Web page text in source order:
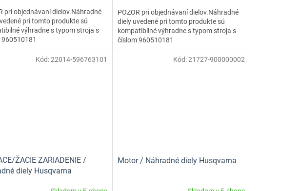
pri objednávaní dielov.Náhradné
pri tomto produkte sú
výhradne s typom stroja s
POZOR pri objednávaní dielov.Náhradné
diely uvedené pri tomto produkte sú
kompatibilné výhradne s typom stroja s
číslom 960510181
ŽACIE ZARIADENIE /
diely Husqvarna
Kód:22014-596763101
Motor / Náhradné diely Husqvarna
Kód:21727-900000002